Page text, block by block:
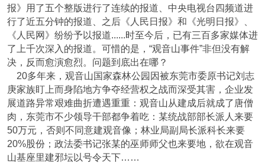
报》用了五个整版进行了连续的报道、中央电视台四频道进
行了近五分钟的报道、之后《人民日报》和《光明日报》、
《人民网》纷纷予以报道......时至今后，已有三百多家媒体进
了上千次深入的报道。可惜的是，“观音山事件”非但没有解
决，反而愈演愈烈。问题到底出在哪？
20多年来，观音山国家森林公园因被东莞市委原书记刘志
庚家族盯上而身陷地方争夺经营权之战而深受其害，企业发
展道路异常艰难曲折遭遇重重：观音山从建成后就成了唐僧
肉，东莞市不少领导干部都争着吃：某统战部部长派人来要
50万元，否则不同意建观音像；林业局副局长派科长来要
20%股份；政法委书记张某的巫师师父也来要地，欲在观音
山基座里建邪坛以号令天下……